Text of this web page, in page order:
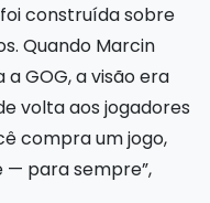
construída sobre
Quando Marcin
GOG, a visão era
volta aos jogadores
compra um jogo,
para sempre”,